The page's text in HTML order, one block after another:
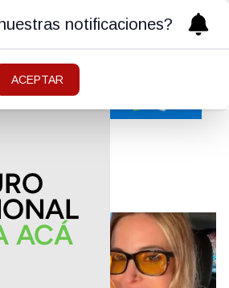
notificaciones?
ACEPTAR